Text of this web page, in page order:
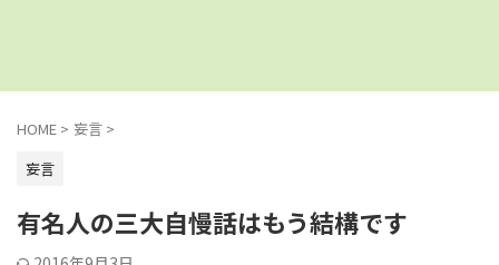
HOME > 妄言 >
妄言
有名人の三大自慢話はもう結構です